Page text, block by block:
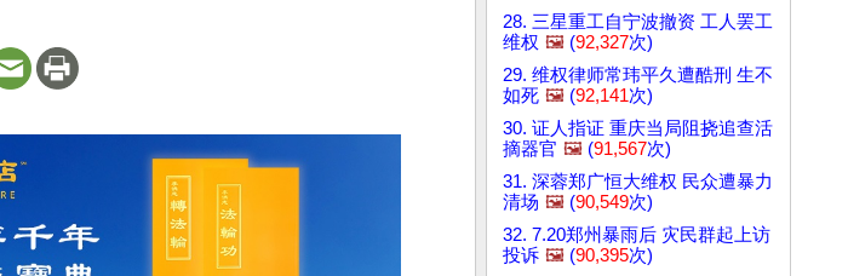
28. 三星重工自宁波撤资 工人罢工
维权 🖼️ (92,327次)
29. 维权律师常玮平久遭酷刑 生不
如死 🖼️ (92,141次)
30. 证人指证 重庆当局阻挠追查活
摘器官 🖼️ (91,567次)
31. 深蓉郑广恒大维权 民众遭暴力
清场 🖼️ (90,549次)
32. 7.20郑州暴雨后 灾民群起上访
投诉 🖼️ (90,395次)